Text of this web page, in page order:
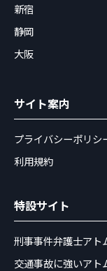
新宿
静岡
大阪
サイト案内
プライバシーポリシ
利用規約
特設サイト
刑事事件弁護士アト
交通事故に強いアト